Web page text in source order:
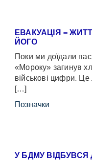
ЕВАКУАЦІЯ =
ЙОГО
Поки ми доїдали
«Мороку» загинув
військові цифри.
[…]
Позначки
У БДМУ ВІДБУВСЯ